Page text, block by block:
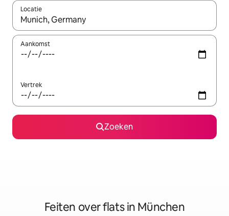
Locatie
Wanneer er suggesties beschikbaar zijn, maak je een keuze
Aankomst
Vertrek
Zoeken
Feiten over flats in München